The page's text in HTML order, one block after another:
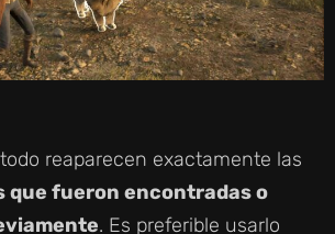
reaparecen exactamente las
que fueron encontradas o
. Es preferible usarlo